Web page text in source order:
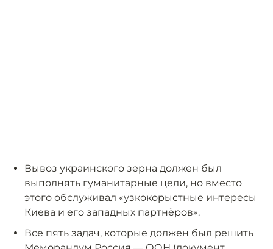
Вывоз украинского зерна должен был
выполнять гуманитарные цели, но вместо
этого обслуживал «узкокорыстные интересы
Киева и его западных партнёров».
Все пять задач, которые должен был решить